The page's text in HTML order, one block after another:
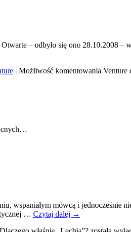
– odbyło się ono 28.10.2008
| Możliwość komentowania Venture
wspaniałym mówcą i jednocześnie
… Czytaj dalej →